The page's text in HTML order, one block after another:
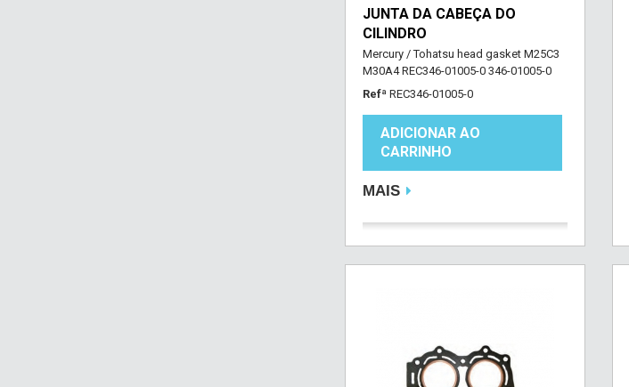
JUNTA DA CABEÇA DO
CILINDRO
Mercury / Tohatsu head gasket M25C3
M30A4 REC346-01005-0 346-01005-0
Refª REC346-01005-0
ADICIONAR AO
CARRINHO
MAIS